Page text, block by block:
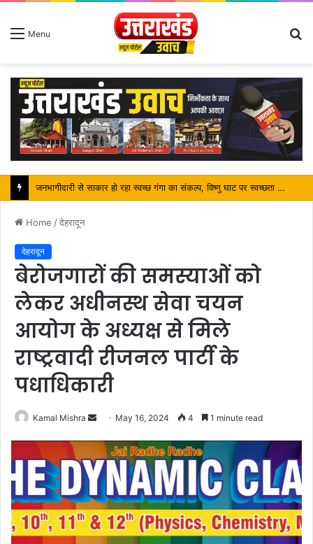
Menu
पर्यटन मंत्री ने किया ट्रैवल एंड टूरिज्म फेयर (TTF) में प्रतिभाग
Home /देहरादून
देहरादून
बेरोजगारों की समस्याओं को
लेकर अधीनस्थ सेवा चयन
आयोग के अध्यक्ष से मिले
राष्ट्रवादी रीजनल पार्टी के
पधाधिकारी
Kamal Mishra
Send
email
May 16, 2024 4 1 minute read